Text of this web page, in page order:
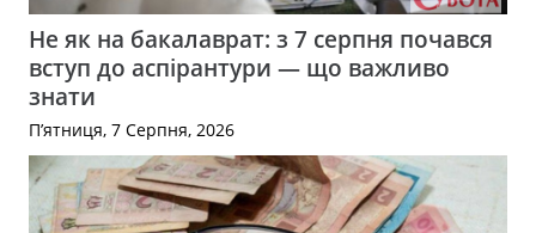
Не як на бакалаврат: з 7 серпня почався
вступ до аспірантури — що важливо
знати
П’ятниця, 7 Серпня, 2026